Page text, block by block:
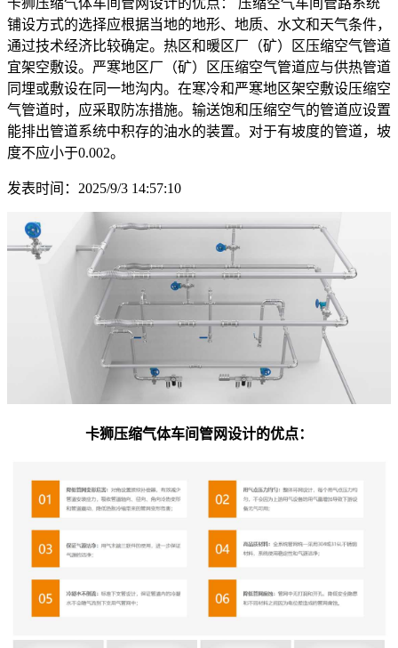
铺设方式的选择应根据当地的地形、地质、水文和天气条件，
通过技术经济比较确定。热区和暖区厂（矿）区压缩空气管道
宜架空敷设。严寒地区厂（矿）区压缩空气管道应与供热管道
同埋或敷设在同一地沟内。在寒冷和严寒地区架空敷设压缩空
气管道时，应采取防冻措施。输送饱和压缩空气的管道应设置
能排出管道系统中积存的油水的装置。对于有坡度的管道，坡
度不应小于0.002。
发表时间：2025/9/3 14:57:10
卡狮压缩气体车间管网设计的优点：